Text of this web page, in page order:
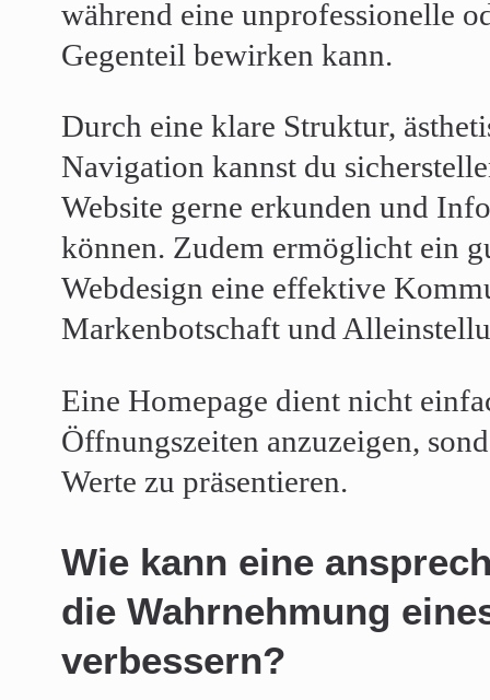
während eine unprofessionelle
Gegenteil bewirken kann.
Durch eine klare Struktur,
Navigation kannst du
Website gerne erkunden und
können. Zudem ermöglicht ein
Webdesign eine effektive
Markenbotschaft und
Eine Homepage dient nicht
Öffnungszeiten anzuzeigen,
Werte zu präsentieren.
Wie kann eine
die Wahrnehmung
verbessern?